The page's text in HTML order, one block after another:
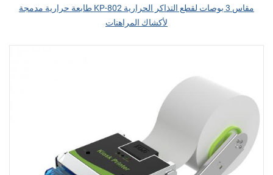
طابعة حرارية مدمجة KP-802 مقاس 3 بوصات لقطع التذاكر الحرارية
لأكشاك المراهنات